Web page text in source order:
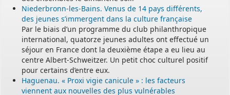
Niederbronn-les-Bains. Venus de 14 pays différents,
des jeunes s’immergent dans la culture française
Par le biais d’un programme du club philanthropique
international, quatorze jeunes adultes ont effectué un
séjour en France dont la deuxième étape a eu lieu au
centre Albert-Schweitzer. Un petit choc culturel positif
pour certains d’entre eux.
Haguenau. « Proxi vigie canicule » : les facteurs
viennent aux nouvelles des plus vulnérables